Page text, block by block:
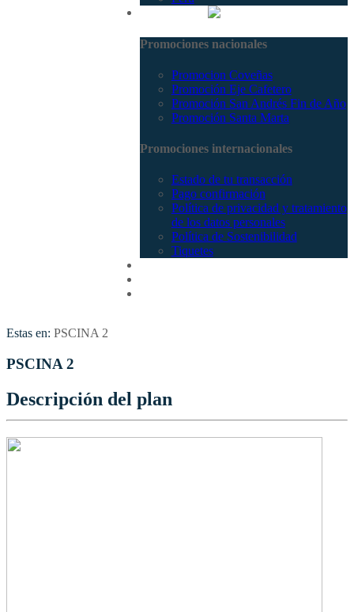
Promociones nacionales
Promocion Coveñas
Promoción Eje Cafetero
Promoción San Andrés Fin de Año
Promoción Santa Marta
Promociones internacionales
Estado de tu transacción
Pago confirmación
Política de privacidad y tratamiento
de los datos personales
Política de Sostenibilidad
Tiquetes
Estas en: PSCINA 2
PSCINA 2
Descripción del plan